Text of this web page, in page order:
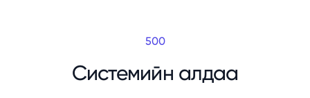
500
Системийн алдаа